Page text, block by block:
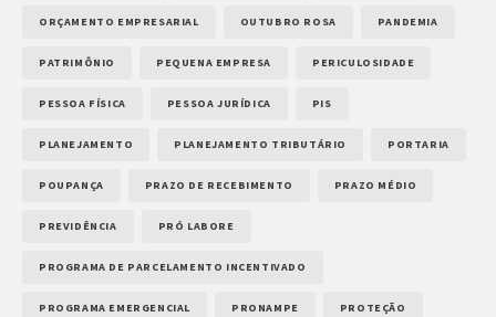
ORÇAMENTO EMPRESARIAL OUTUBRO ROSA PANDEMIA
PATRIMÔNIO PEQUENA EMPRESA PERICULOSIDADE
PESSOA FÍSICA PESSOA JURÍDICA PIS
PLANEJAMENTO PLANEJAMENTO TRIBUTÁRIO PORTARIA
POUPANÇA PRAZO DE RECEBIMENTO PRAZO MÉDIO
PREVIDÊNCIA PRÓ LABORE
PROGRAMA DE PARCELAMENTO INCENTIVADO
PROGRAMA EMERGENCIAL PRONAMPE PROTEÇÃO